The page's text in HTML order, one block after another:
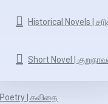
Historical Novels |
Short Novel |
Poetry | கவிதை